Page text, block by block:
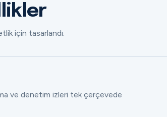
için tasarlandı.
ve denetim izleri tek çerçevede